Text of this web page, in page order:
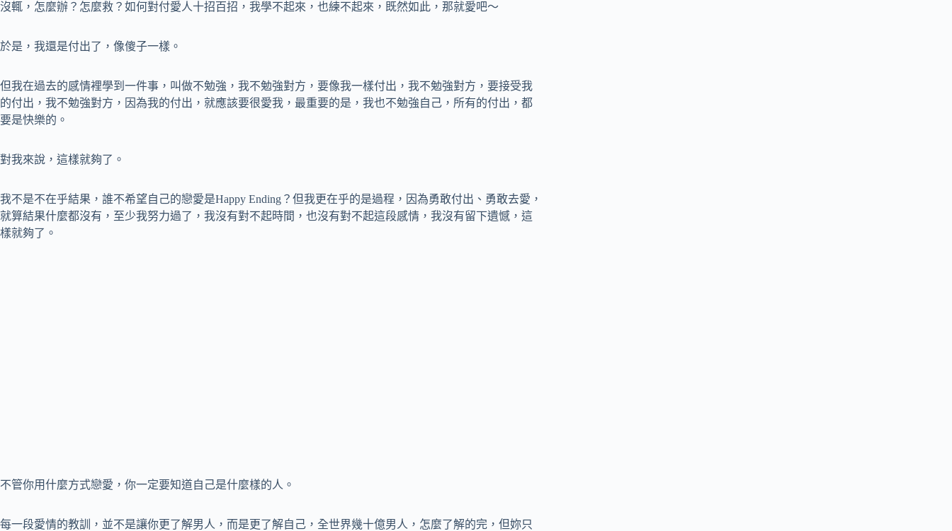
沒輒，怎麼辦？怎麼救？如何對付愛人十招百招，我學不起來，也練不起來，既然如此，那就愛吧～
於是，我還是付出了，像傻子一樣。
但我在過去的感情裡學到一件事，叫做不勉強，我不勉強對方，要像我一樣付出，我不勉強對方，要接受我
的付出，我不勉強對方，因為我的付出，就應該要很愛我，最重要的是，我也不勉強自己，所有的付出，都
要是快樂的。
對我來說，這樣就夠了。
我不是不在乎結果，誰不希望自己的戀愛是Happy Ending？但我更在乎的是過程，因為勇敢付出、勇敢去愛，
就算結果什麼都沒有，至少我努力過了，我沒有對不起時間，也沒有對不起這段感情，我沒有留下遺憾，這
樣就夠了。
不管你用什麼方式戀愛，你一定要知道自己是什麼樣的人。
每一段愛情的教訓，並不是讓你更了解男人，而是更了解自己，全世界幾十億男人，怎麼了解的完，但妳只